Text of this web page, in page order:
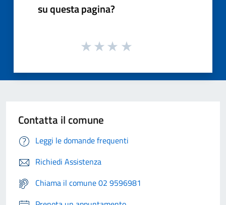
su questa pagina?
Contatta il comune
Leggi le domande frequenti
Richiedi Assistenza
Chiama il comune 02 9596981